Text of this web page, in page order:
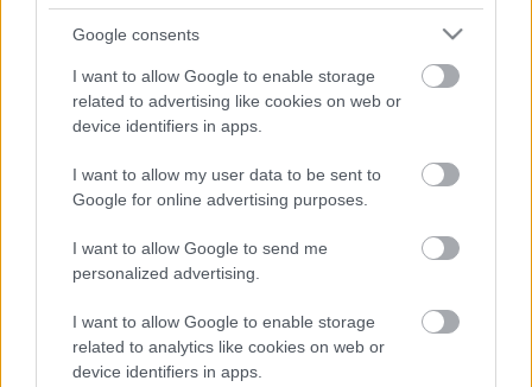
Google consents
I want to allow Google to enable storage
related to advertising like cookies on web or
device identifiers in apps.
I want to allow my user data to be sent to
Google for online advertising purposes.
I want to allow Google to send me
personalized advertising.
I want to allow Google to enable storage
related to analytics like cookies on web or
device identifiers in apps.
Hosszú ideig rendszeres volt az augusztusi erdélyi
utunk, az idén is csak a járvány állított meg minket.
A kirándulás mindig a kalotaszentkirályi vagy a
válaszúti néptánctábor végére esik. Pedig a két
település képvisel, ég és föld, mondanák a…